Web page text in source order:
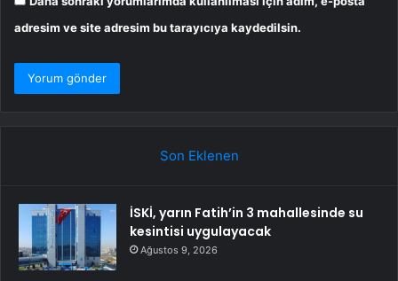
adresim ve site adresim bu tarayıcıya kaydedilsin.
Son Eklenen
İSKİ, yarın Fatih’in 3 mahallesinde su
kesintisi uygulayacak
Ağustos 9, 2026